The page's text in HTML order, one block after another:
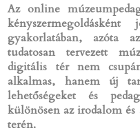
Az online
gyakorlatában, azóta
tudatosan tervezett
digitális tér nem
alkalmas, hanem új
lehetőségeket és
különösen az irodalom
terén.